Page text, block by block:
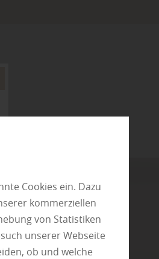
Cookies ein. Dazu
kommerziellen
von Statistiken
unserer Webseite
ob und welche